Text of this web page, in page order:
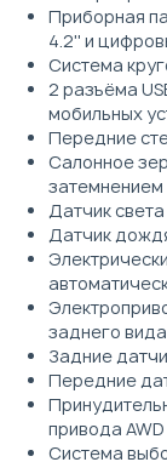
Приборная
4.2'' и
Система
2 разъёма
мобильных
Передние
Салонное
затемнением
Датчик света
Датчик
заднего вида
Задние
Передние
привода
Система